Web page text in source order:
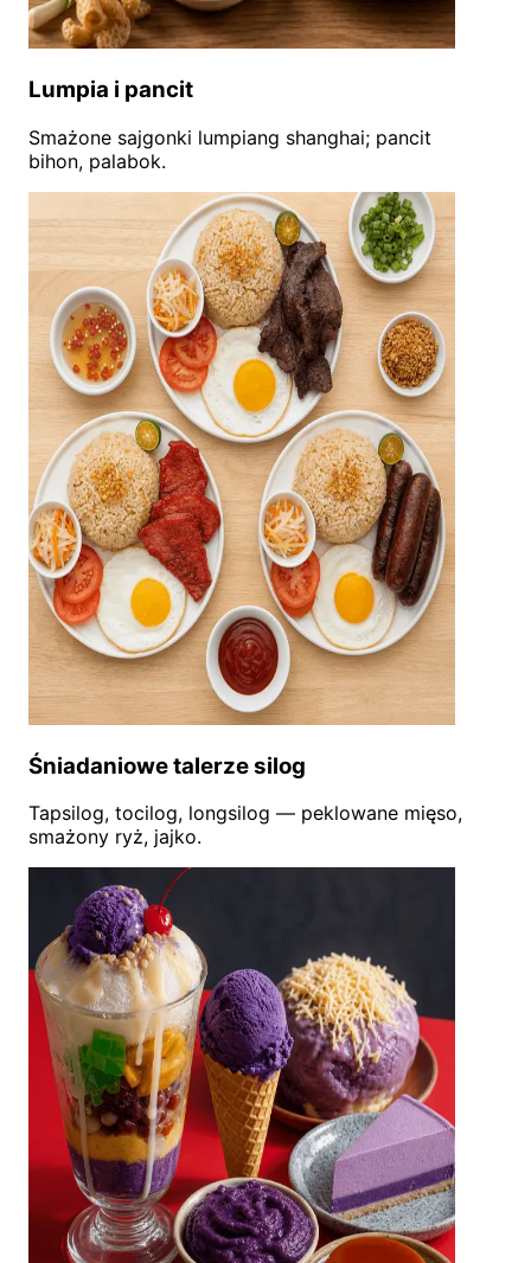
Lumpia i pancit
Smażone sajgonki lumpiang shanghai; pancit
bihon, palabok.
Śniadaniowe talerze silog
Tapsilog, tocilog, longsilog — peklowane mięso,
smażony ryż, jajko.